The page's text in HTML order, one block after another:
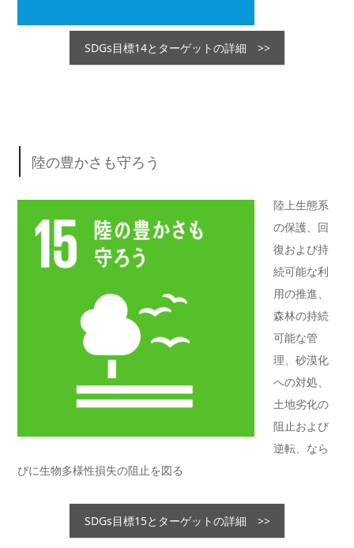
SDGs目標14とターゲットの詳細 >>
陸の豊かさも守ろう
陸上生態系
の保護、回
復および持
続可能な利
用の推進、
森林の持続
可能な管
理、砂漠化
への対処、
土地劣化の
阻止および
逆転、なら
びに生物多様性損失の阻止を図る
SDGs目標15とターゲットの詳細 >>